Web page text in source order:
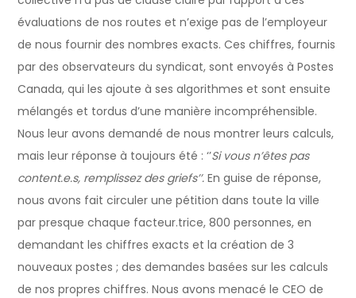
évaluations de nos routes et n’exige pas de l’employeur
de nous fournir des nombres exacts. Ces chiffres, fournis
par des observateurs du syndicat, sont envoyés à Postes
Canada, qui les ajoute à ses algorithmes et sont ensuite
mélangés et tordus d’une manière incompréhensible.
Nous leur avons demandé de nous montrer leurs calculs,
mais leur réponse à toujours été : ‘’Si vous n’êtes pas
content.e.s, remplissez des griefs’’.En guise de réponse,
nous avons fait circuler une pétition dans toute la ville
par presque chaque facteur.trice, 800 personnes, en
demandant les chiffres exacts et la création de 3
nouveaux postes ; des demandes basées sur les calculs
de nos propres chiffres. Nous avons menacé le CEO de